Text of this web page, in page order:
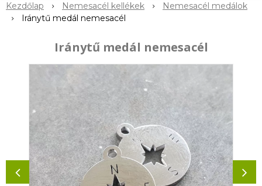
Kezdőlap Nemesacél kellékek
Nemesacél medálok
Iránytű medál nemesacél
Iránytű medál nemesacél